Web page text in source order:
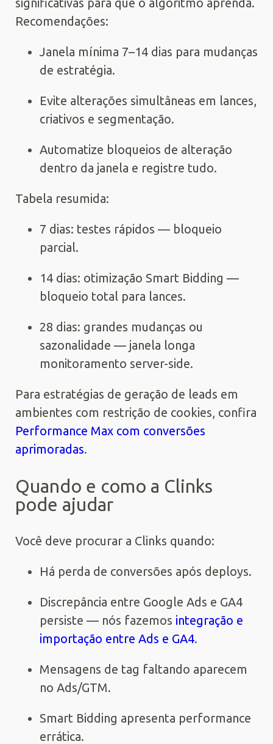
Recomendações:
Janela mínima 7–14 dias para mudanças
de estratégia.
Evite alterações simultâneas em lances,
criativos e segmentação.
Automatize bloqueios de alteração
dentro da janela e registre tudo.
Tabela resumida:
7 dias: testes rápidos — bloqueio
parcial.
14 dias: otimização Smart Bidding —
bloqueio total para lances.
28 dias: grandes mudanças ou
sazonalidade — janela longa
monitoramento server-side.
Para estratégias de geração de leads em
ambientes com restrição de cookies, confira
Performance Max com conversões
aprimoradas.
Quando e como a Clinks
pode ajudar
Você deve procurar a Clinks quando:
Há perda de conversões após deploys.
Discrepância entre Google Ads e GA4
persiste — nós fazemos integração e
importação entre Ads e GA4.
Mensagens de tag faltando aparecem
no Ads/GTM.
Smart Bidding apresenta performance
errática.